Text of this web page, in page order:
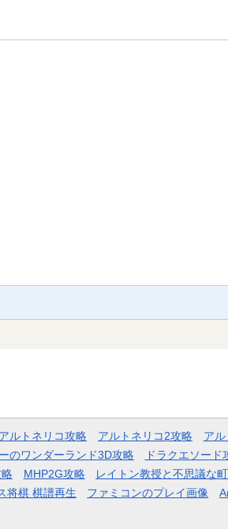
アルトネリコ攻略 アルトネリコ2攻略 ア
のワンダーランド3D攻略 ドラクエソード
MHP2G攻略 レイトン教授と不思議な
将棋 棋譜再生 ファミコンのプレイ画像